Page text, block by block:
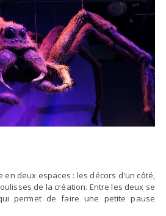
en deux espaces : les décors d'un côté,
de la création. Entre les deux se
permet de faire une petite pause